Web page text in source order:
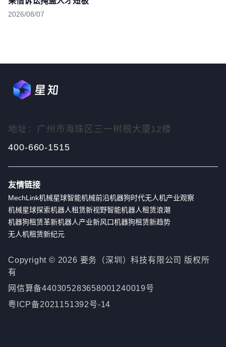
2026/08/07
地址：广州市海珠区三一树根大厦12楼
400-660-1515
友情链接
MechLink机械星球智能机械前沿机器狗时代无人机产业观察
机械星球探索机器人租赁新视野智能机器人租赁浪潮
机器狗租赁革新机器人产业新风口机器狗租赁新趋势
无人机租赁新纪元
Copyright © 2026 要务（深圳）科技有限公司 版权所
有
网信算备440305283658001240019号
粤ICP备2021151392号-14